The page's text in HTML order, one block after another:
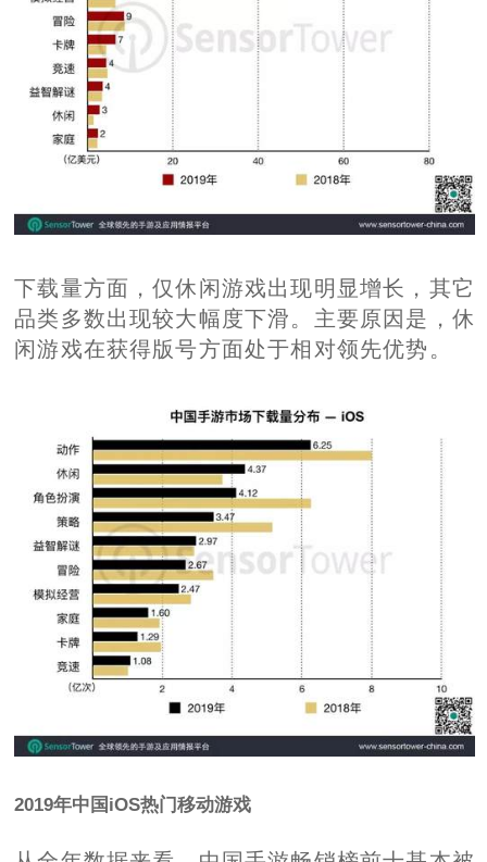
下载量方面，仅休闲游戏出现明显增长，其它
品类多数出现较大幅度下滑。主要原因是，休
闲游戏在获得版号方面处于相对领先优势。
2019年中国iOS热门移动游戏